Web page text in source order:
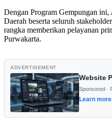
Dengan Program Gempungan
Daerah beserta seluruh
rangka memberikan pelayanan
Purwakarta.
ADVERTISEMENT
Website
Sponsored ·
Learn more